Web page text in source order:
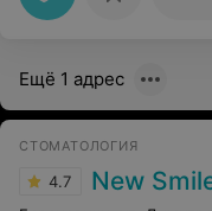
Ещё 1 адрес
СТОМАТОЛОГИЯ
4.7 New